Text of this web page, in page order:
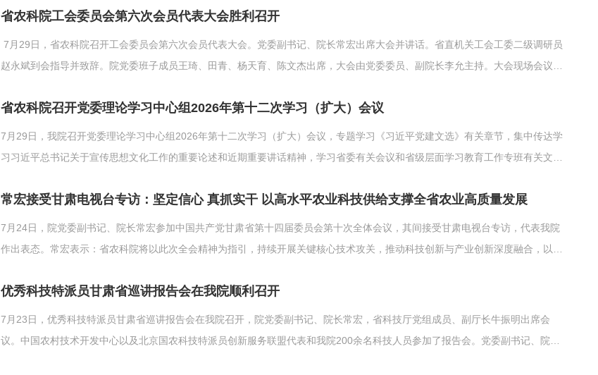
负责同志、院机关、各研究所科技人员、种业企业代表及新闻...
省农科院工会委员会第六次会员代表大会胜利召开
7月29日，省农科院召开工会委员会第六次会员代表大会。党委副书记、院长常宏出席大会并讲话。省直机关工会工委二级调研员
赵永斌到会指导并致辞。院党委班子成员王琦、田青、杨天育、陈文杰出席，大会由党委委员、副院长李允主持。大会现场会议在
以来的关心支持表示衷心感谢。他指出，过去五年，院工会坚...
省农科院召开党委理论学习中心组2026年第十二次学习（扩大）会议
7月29日，我院召开党委理论学习中心组2026年第十二次学习（扩大）会议，专题学习《习近平党建文选》有关章节，集中传达学
习习近平总书记关于宣传思想文化工作的重要论述和近期重要讲话精神，学习省委有关会议和省级层面学习教育工作专班有关文件
育、陈文杰出席会议。会议专题学习了《习近平党建文选》第一...
常宏接受甘肃电视台专访：坚定信心 真抓实干 以高水平农业科技供给支撑全省农业高质量发展
7月24日，院党委副书记、院长常宏参加中国共产党甘肃省第十四届委员会第十次全体会议，其间接受甘肃电视台专访，代表我院
作出表态。常宏表示：省农科院将以此次全会精神为指引，持续开展关键核心技术攻关，推动科技创新与产业创新深度融合，以高
优秀科技特派员甘肃省巡讲报告会在我院顺利召开
7月23日，优秀科技特派员甘肃省巡讲报告会在我院召开，院党委副书记、院长常宏，省科技厅党组成员、副厅长牛振明出席会
议。中国农村技术开发中心以及北京国农科技特派员创新服务联盟代表和我院200余名科技人员参加了报告会。党委副书记、院长